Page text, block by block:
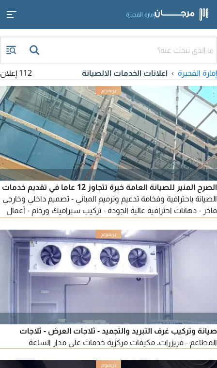
إمارة الفجيرة
إمارة الفجيرة اعلانات الخدمات الالصيانة 112 إعلان
الصرح المنير للصيانة العامة خبرة تتجاوز 12 عاما في تقديم خدمات
الصيانة باحترافية وفخامة تدعيم وترميم المباني - تصميم داخلي وخارجي
فاخر - دهانات احترافية عالية الجودة - تركيب سيراميك ورخام - أعمال
والشقق
صيانة وتركيب غرف التبريد والتجميد - ثلاجات العرض - ثلاجات
المطاعم - فريزرات. مكيفات مركزية خدمات على مدار الساعة